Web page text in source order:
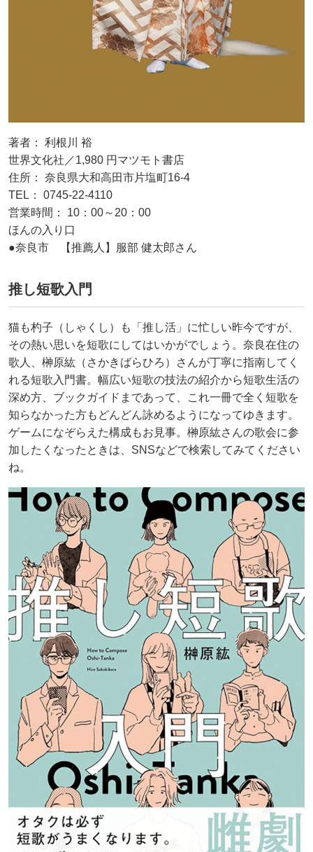
著者： 利根川 裕
世界文化社／1,980 円マツモト書店
住所： 奈良県大和高田市片塩町16-4
TEL： 0745-22-4110
営業時間： 10：00～20：00
ほんの入り口
●奈良市 【推薦人】服部 健太郎さん
推し短歌入門
猫も杓子（しゃくし）も「推し活」に忙しい昨今ですが、
その熱い思いを短歌にしてはいかがでしょう。奈良在住の
歌人、榊原紘（さかきばらひろ）さんが丁寧に指南してく
れる短歌入門書。幅広い短歌の技法の紹介から短歌生活の
深め方、ブックガイドまであって、これ一冊で全く短歌を
知らなかった方もどんどん詠めるようになってゆきます。
ゲームになぞらえた構成もお見事。榊原紘さんの歌会に参
加したくなったときは、SNSなどで検索してみてください
ね。